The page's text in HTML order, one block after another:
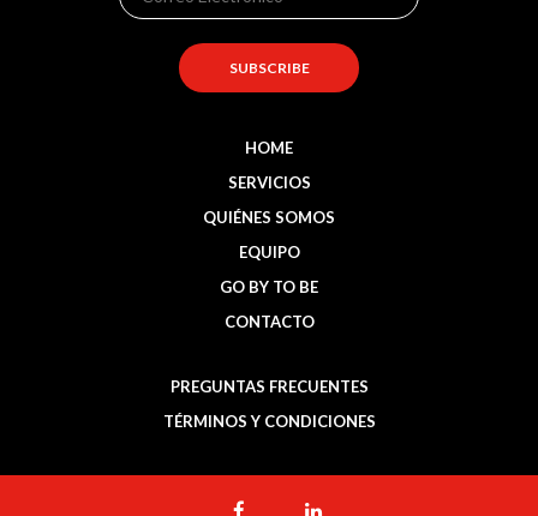
HOME
SERVICIOS
QUIÉNES SOMOS
EQUIPO
GO BY TO BE
CONTACTO
PREGUNTAS FRECUENTES
TÉRMINOS Y CONDICIONES